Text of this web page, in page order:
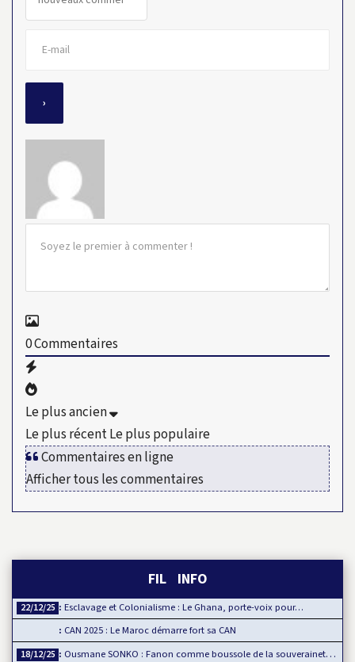
0Commentaires
Le plus ancien
Le plus récentLe plus populaire
Commentaires en ligne
Afficher tous les commentaires
FIL INFO
22/12/25
Esclavage et Colonialisme : Le Ghana, porte-voix pour…
CAN 2025 : Le Maroc démarre fort sa CAN
18/12/25 Ousmane SONKO : Fanon comme boussole de la souveraineté…